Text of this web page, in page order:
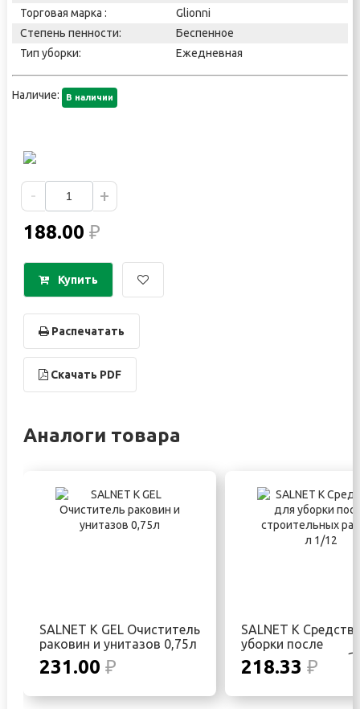
Торговая марка :
Glionni
Степень пенности:
Беспенное
Тип уборки:
Ежедневная
Наличие: В наличии
- +
188.00 ₽
Купить
Распечатать
Скачать PDF
Аналоги товара
SALNET K GEL Очиститель
раковин и унитазов 0,75л
231.00 ₽
SALNET K
уборки после
строительных
1/12
218.33 ₽